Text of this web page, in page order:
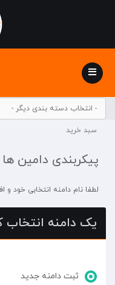
Toggle
navigation
سبد خرید
پیکربندی دامین ها
لطفا نام دامنه انتخابی خود و
یک دامنه انتخاب
ثبت دامنه جدید